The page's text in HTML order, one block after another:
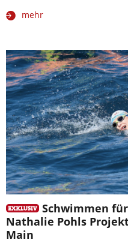
mehr
Schwimmen
Nathalie Pohls Projekt
Main